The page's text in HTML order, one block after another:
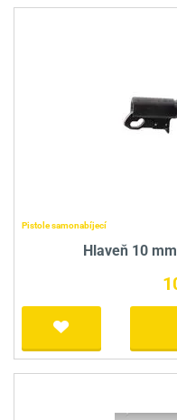
Pistole samonabíjecí
Hlaveň 10